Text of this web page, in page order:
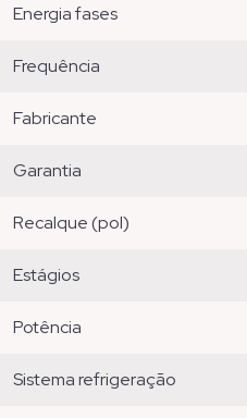
energia fases
frequência
fabricante
garantia
recalque (pol)
estágios
potência
sistema refrigeração